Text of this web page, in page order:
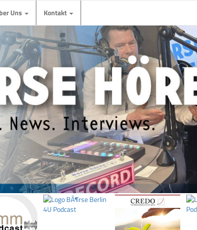
Uns Kontakt